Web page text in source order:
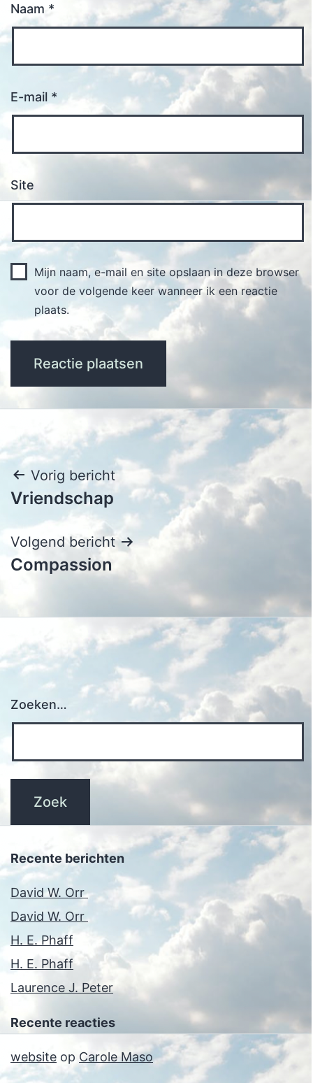
Naam *
E-mail *
Site
Mijn naam, e-mail en site opslaan in deze browser
voor de volgende keer wanneer ik een reactie
plaats.
Bericht
navigatie
Vorig bericht
Vriendschap
Volgend bericht
Compassion
Zoeken…
Recente berichten
David W. Orr
David W. Orr
H. E. Phaff
H. E. Phaff
Laurence J. Peter
Recente reacties
website op Carole Maso